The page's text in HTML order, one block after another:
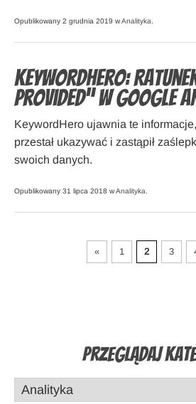
Opublikowany 2 grudnia 2019 wAnalityka
KeywordHero:
provided” w Google
KeywordHero ujawnia te
przestał ukazywać i zastąpił
swoich danych.
Opublikowany 31 lipca 2018 wAnalityka
« 1 2 3
Przeglądaj